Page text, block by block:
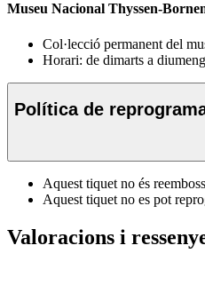
Museu Nacional Thyssen-
Col·lecció permanent del
Horari: de dimarts a
Política de
Aquest tiquet no és
Aquest tiquet no es pot
Valoracions i